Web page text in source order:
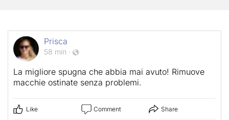
Prisca
58 min ·
La migliore spugna che abbia mai avuto! Rimuove
macchie ostinate senza problemi.
Like Comment Share